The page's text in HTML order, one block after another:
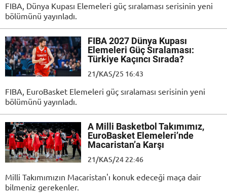
FIBA, Dünya Kupası Elemeleri güç sıralaması serisinin yeni
bölümünü yayınladı.
FIBA 2027 Dünya Kupası
Elemeleri Güç Sıralaması:
Türkiye Kaçıncı Sırada?
21/KAS/25 16:43
FIBA, EuroBasket Elemeleri güç sıralaması serisinin yeni
bölümünü yayınladı.
A Milli Basketbol Takımımız,
EuroBasket Elemeleri’nde
Macaristan’a Karşı
21/KAS/24 22:46
Milli Takımımızın Macaristan'ı konuk edeceği maça dair
bilmeniz gerekenler.